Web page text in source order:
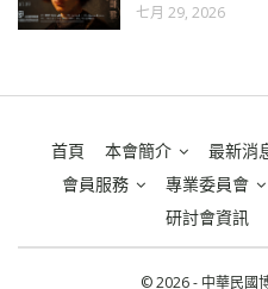
七月 29, 2026
首頁 本會簡介 最新消
會員服務
專業委員會
研討會資訊
© 2026 - 中華民國